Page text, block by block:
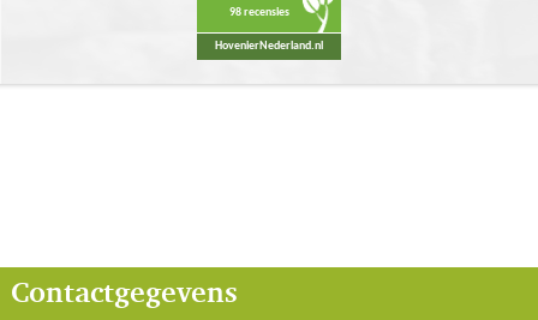
98 recensies
HovenierNederland.nl
Contactgegevens